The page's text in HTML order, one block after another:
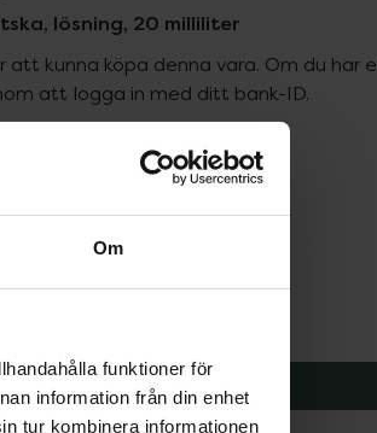
Om
funktioner för
information från din enhet
tur kombinera informationen
lösning, 20 milliliter
kunna köpa denna vara. Om du har
att logga in med ditt bank-ID.
Pris med recept
kr
Köp via ditt recept